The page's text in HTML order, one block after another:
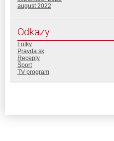
august 2022
Odkazy
Fotky
Pravda.sk
Recepty
Šport
TV program